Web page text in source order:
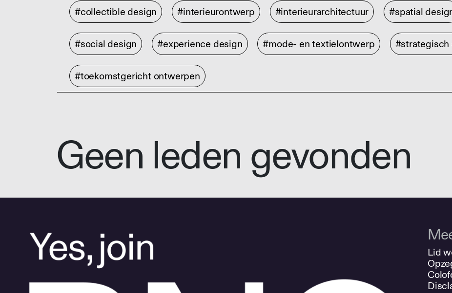
#collectible design #interieurontwerp #interieurarchitectuur #spatial
#social design #experience design #mode- en textielontwerp #strategisch
#toekomstgericht ontwerpen
Geen leden gevonden
Lid